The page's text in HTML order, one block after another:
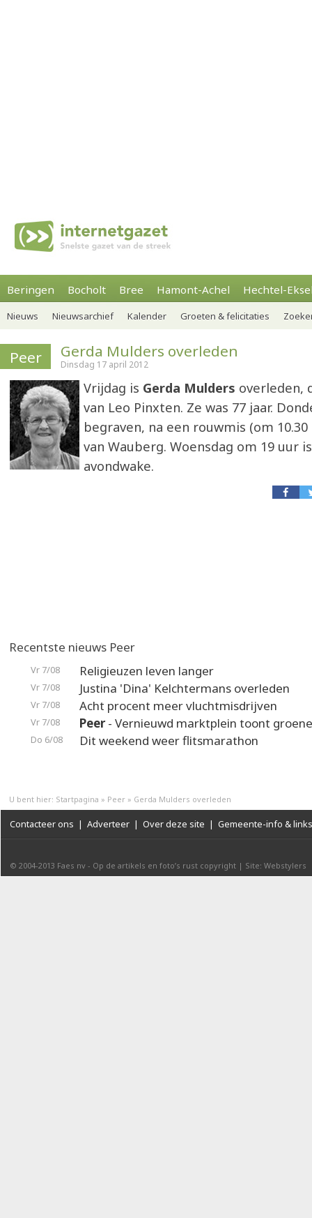
Beringen Bocholt Bree Hamont-Achel Hechtel-
Nieuws Nieuwsarchief Kalender Groeten & felicitaties
Peer Gerda Mulders overleden
Dinsdag 17 april 2012
Vrijdag is Gerda Mulders overleden,
van Leo Pinxten. Ze was 77 jaar.
begraven, na een rouwmis (om
van Wauberg. Woensdag om 19 uur
avondwake.
Recentste nieuws Peer
Vr 7/08 Religieuzen leven langer
Vr 7/08 Justina 'Dina' Kelchtermans overleden
Vr 7/08 Acht procent meer vluchtmisdrijven
Vr 7/08 Peer- Vernieuwd marktplein toont
Do 6/08 Dit weekend weer flitsmarathon
U bent hier: Startpagina » Peer » Gerda Mulders overleden
Contacteer ons | Adverteer | Over deze site | Gemeente-info & links
© 2004-2013 Faes nv - Op de artikels en foto’s rust copyright | Site: Webstylers